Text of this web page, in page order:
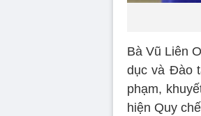
Bà Vũ Liên
dục và Đào
phạm,
hiện Quy